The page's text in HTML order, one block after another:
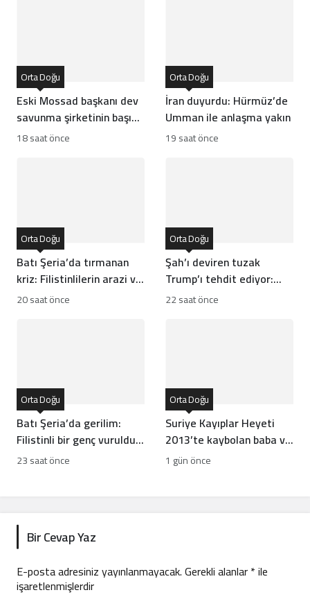
Eski Mossad başkanı dev
savunma şirketinin başına
geçti
Orta Doğu
18 saat önce
İran duyurdu: Hürmüz’de
Umman ile anlaşma yakın
Orta Doğu
19 saat önce
Batı Şeria’da tırmanan
kriz: Filistinlilerin arazi ve
mülklerine baskı artıyor
Orta Doğu
20 saat önce
Şah’ı deviren tuzak
Trump’ı tehdit ediyor:
Batı İran rejiminin
Orta Doğu
22 saat önce
Batı Şeria’da gerilim:
Filistinli bir genç vuruldu,
sınıflar yıkıldı
Orta Doğu
23 saat önce
Suriye Kayıplar Heyeti
2013’te kaybolan baba ve
oğlun akıbetini açıkladı
Orta Doğu
1 gün önce
Bir Cevap Yaz
E-posta adresiniz yayınlanmayacak.Gerekli alanlar*ile
işaretlenmişlerdir